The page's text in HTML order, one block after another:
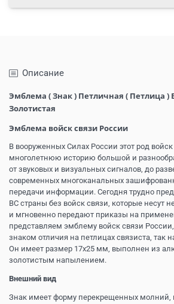
Описание
Эмблема ( Знак ) Петличная ( Петлица )
Золотистая
Эмблема войск связи России
В вооруженных Силах России этот род
многолетнюю историю большой и
от звуковых и визуальных сигналов, до
современных многоканальных
передачи информации. Сегодня трудно
ВС страны без войск связи, которые несут
и мгновенно передают приказы на
представляем эмблему войск связи
знаком отличия на петлицах связиста, так
Он имеет размер 17х25 мм, выполнен из
золотистым напылением.
Внешний вид
Знак имеет форму перекрещенных молний,